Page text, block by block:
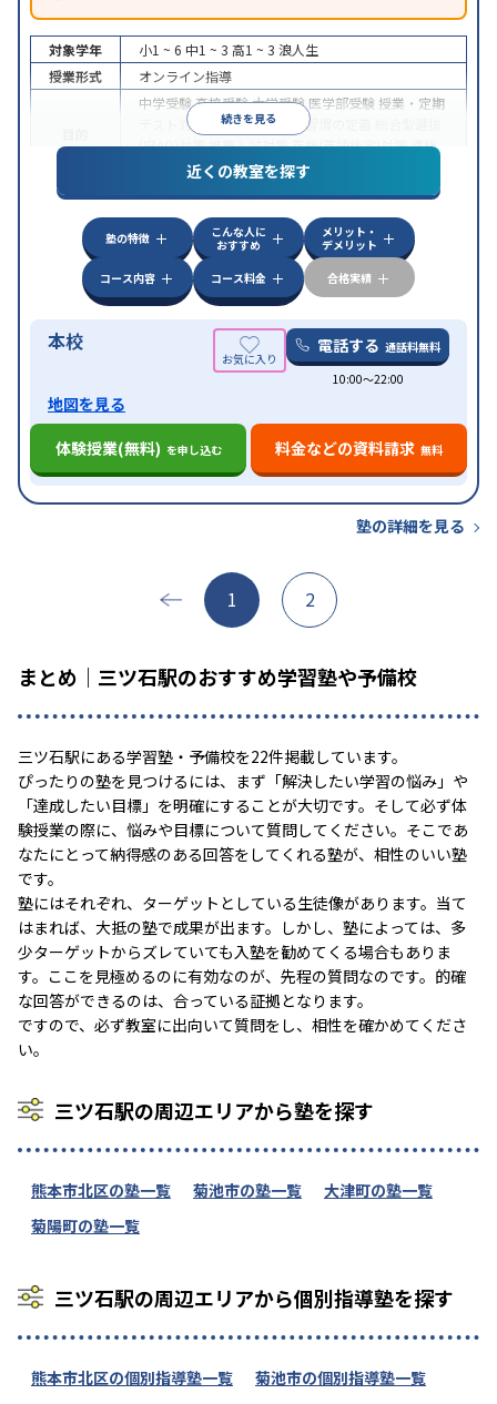
続きを見る
対象学年 小1 ~ 6 中1 ~ 3 高1 ~ 3 浪人生
授業形式
オンライン指導
中学受験高校受験大学受験 医学部受験 授業・定期
テスト対策
内申点対策 学習習慣の定着
(旧AO)対策推薦入試対策英検(英語検定)対策漢検
(漢字検定)対策
中高一貫校生に対応成績保証制度あり授業の振替
可能不登校生に対応学習にPC・タブレットを利用
オンライン対応1科目から受講可能
近くの教室を探す
塾の特徴
こんな人に
おすすめ
メリット・
デメリット
コース内容
コース料金 合格実績
本校 電話する 通話料無料
10:00〜22:00
地図を見る
体験授業(無料) を申し込む 料金などの資料請求 無料
塾の詳細を見る
1 2
まとめ｜三ツ石駅のおすすめ学習塾や予備校
三ツ石駅にある学習塾・予備校を22件掲載しています。
ぴったりの塾を見つけるには、まず「解決したい学習の悩み」や
「達成したい目標」を明確にすることが大切です。そして必ず体
験授業の際に、悩みや目標について質問してください。そこであ
なたにとって納得感のある回答をしてくれる塾が、相性のいい塾
です。
塾にはそれぞれ、ターゲットとしている生徒像があります。当て
はまれば、大抵の塾で成果が出ます。しかし、塾によっては、多
少ターゲットからズレていても入塾を勧めてくる場合もありま
す。ここを見極めるのに有効なのが、先程の質問なのです。的確
な回答ができるのは、合っている証拠となります。
ですので、必ず教室に出向いて質問をし、相性を確かめてくださ
い。
三ツ石駅の周辺エリアから塾を探す
熊本市北区の塾一覧 菊池市の塾一覧
大津町の塾一覧
菊陽町の塾一覧
三ツ石駅の周辺エリアから個別指導塾を探す
熊本市北区の個別指導塾一覧
菊池市の個別指導塾一覧